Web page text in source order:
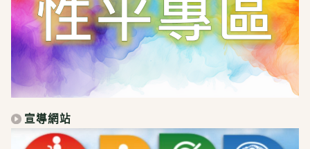
宣導網站